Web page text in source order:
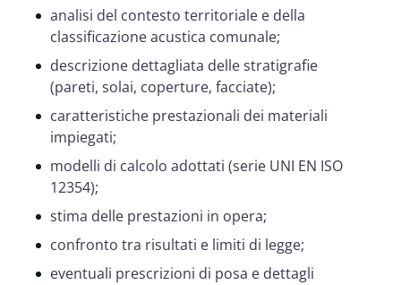
analisi del contesto territoriale e della
classificazione acustica comunale;
descrizione dettagliata delle stratigrafie
(pareti, solai, coperture, facciate);
caratteristiche prestazionali dei materiali
impiegati;
modelli di calcolo adottati (serie UNI EN ISO
12354);
stima delle prestazioni in opera;
confronto tra risultati e limiti di legge;
eventuali prescrizioni di posa e dettagli